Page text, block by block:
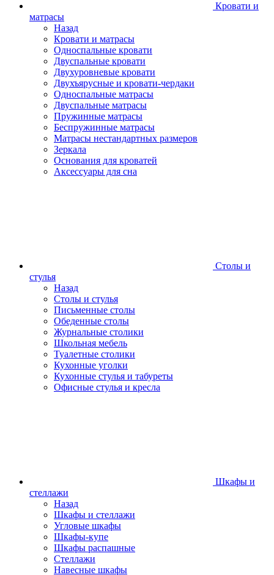
Кровати и
матрасы
Назад
Кровати и матрасы
Односпальные кровати
Двуспальные кровати
Двухуровневые кровати
Двухъярусные и кровати-чердаки
Односпальные матрасы
Двуспальные матрасы
Пружинные матрасы
Беспружинные матрасы
Матрасы нестандартных размеров
Зеркала
Основания для кроватей
Аксессуары для сна
Столы и
стулья
Назад
Столы и стулья
Письменные столы
Обеденные столы
Журнальные столики
Школьная мебель
Туалетные столики
Кухонные уголки
Кухонные стулья и табуреты
Офисные стулья и кресла
Шкафы и
стеллажи
Назад
Шкафы и стеллажи
Угловые шкафы
Шкафы-купе
Шкафы распашные
Стеллажи
Навесные шкафы